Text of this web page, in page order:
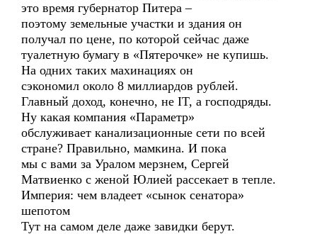
это время губернатор Питера –
поэтому земельные участки и здания он
получал по цене, по которой сейчас даже
туалетную бумагу в «Пятерочке» не купишь.
На одних таких махинациях он
сэкономил около 8 миллиардов рублей.
Главный доход, конечно, не IT, а господряды.
Ну какая компания «Параметр»
обслуживает канализационные сети по всей
стране? Правильно, мамкина. И пока
мы с вами за Уралом мерзнем, Сергей
Матвиенко с женой Юлией рассекает в тепле.
Империя: чем владеет «сынок сенатора»
шепотом
Тут на самом деле даже завидки берут.